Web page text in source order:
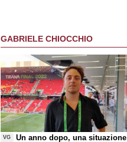
GABRIELE CHIOCCHIO
VG Un anno dopo, una situazione